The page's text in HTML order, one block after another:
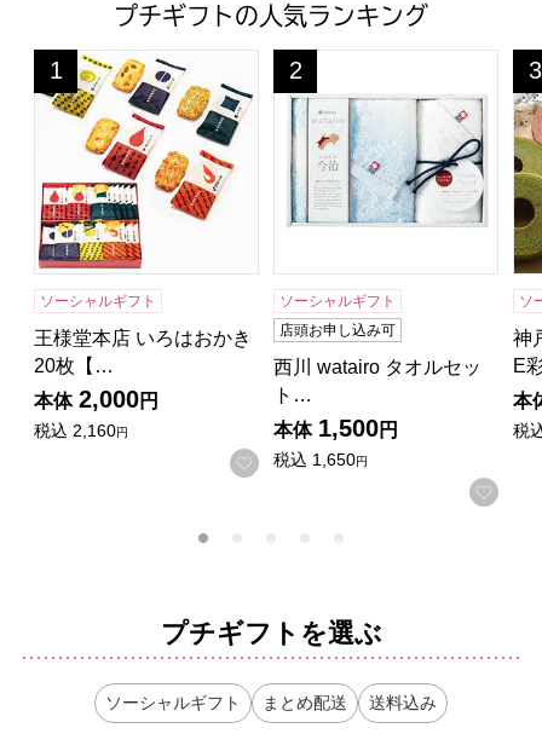
プチギフトの人気ランキング
王様堂本店 いろはおかき 20枚【年間ギフト】
1
位
ソーシャルギフト
王様堂本店 いろはおかき
20枚【…
本体 2,000円
税込 2,160円
お気に入りに登録する
西川 watairo タオルセット
2
位
ソーシャルギフト
店頭お申し込み可
西川 watairo タオルセッ
ト…
本体 1,500円
税込 1,650円
お気
3
位
ソ
神
E
本
税
プチギフトを選ぶ
ソーシャルギフト まとめ配送 送料込み